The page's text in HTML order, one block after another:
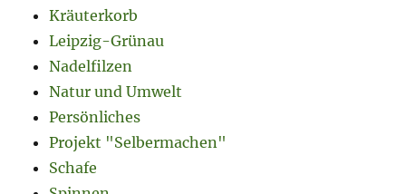
Kräuterkorb
Leipzig-Grünau
Nadelfilzen
Natur und Umwelt
Persönliches
Projekt "Selbermachen"
Schafe